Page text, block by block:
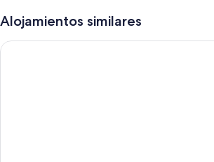
Alojamientos similares
White Olive Marine Aquapark - All Inclusive